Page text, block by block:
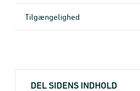
Tilgængelighed
DEL SIDENS INDHOLD